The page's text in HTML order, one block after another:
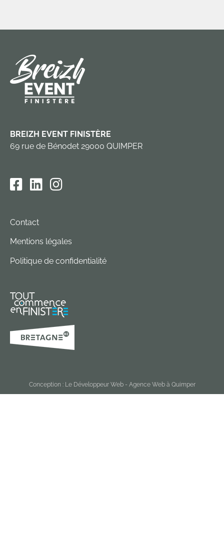
BREIZH EVENT FINISTÈRE
69 rue de Bénodet 29000 QUIMPER
Contact
Mentions légales
Politique de confidentialité
Conception : Le Développeur Web - Agence Web à Quimper